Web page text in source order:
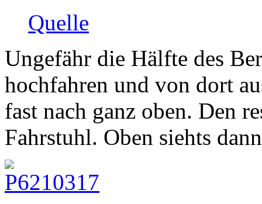
Quelle
Ungefähr die Hälfte des
hochfahren und von dort
fast nach ganz oben. Den
Fahrstuhl. Oben siehts